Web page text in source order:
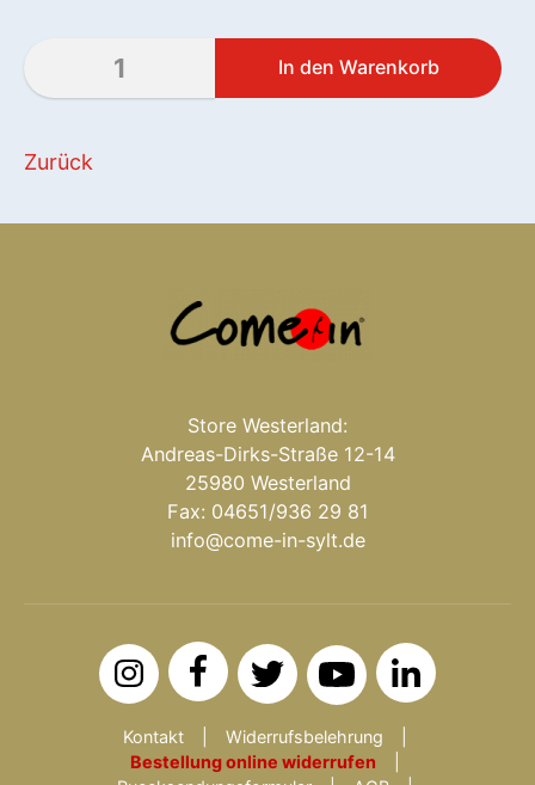
Zurück
Store Westerland:
Andreas-Dirks-Straße 12-14
25980 Westerland
Fax: 04651/936 29 81
info@come-in-sylt.de
Kontakt
Widerrufsbelehrung
Bestellung online widerrufen